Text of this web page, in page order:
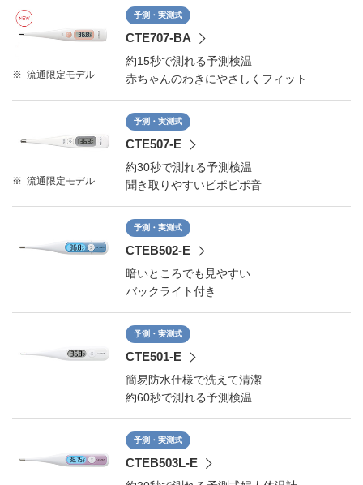
※ 流通限定モデル
予測・実測式
CTE707-BA
約15秒で測れる予測検温
赤ちゃんのわきにやさしくフィット
※ 流通限定モデル
予測・実測式
CTE507-E
約30秒で測れる予測検温
聞き取りやすいピポピポ音
予測・実測式
CTEB502-E
暗いところでも見やすい
バックライト付き
予測・実測式
CTE501-E
簡易防水仕様で洗えて清潔
約60秒で測れる予測検温
予測・実測式
CTEB503L-E